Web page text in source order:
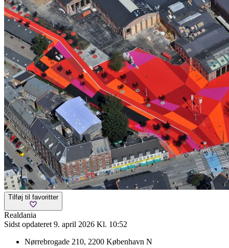
Tilføj til favoritter
Realdania
Sidst opdateret 9. april 2026 Kl. 10:52
Nørrebrogade 210, 2200 København N